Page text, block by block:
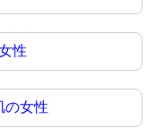
性
の女性